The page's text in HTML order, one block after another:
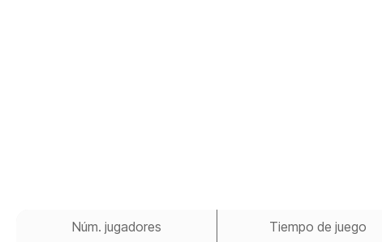
Núm. jugadores Tiempo de juego